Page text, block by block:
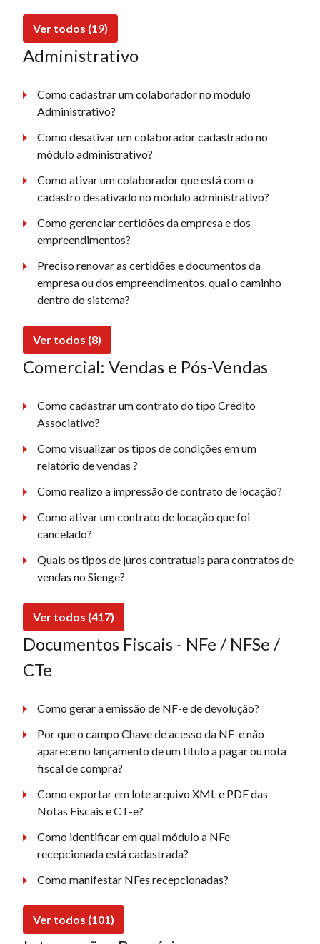
Ver todos (19)
Administrativo
Como cadastrar um colaborador no módulo
Administrativo?
Como desativar um colaborador cadastrado no
módulo administrativo?
Como ativar um colaborador que está com o
cadastro desativado no módulo administrativo?
Como gerenciar certidões da empresa e dos
empreendimentos?
Preciso renovar as certidões e documentos da
empresa ou dos empreendimentos, qual o caminho
dentro do sistema?
Ver todos (8)
Comercial: Vendas e Pós-Vendas
Como cadastrar um contrato do tipo Crédito
Associativo?
Como visualizar os tipos de condições em um
relatório de vendas ?
Como realizo a impressão de contrato de locação?
Como ativar um contrato de locação que foi
cancelado?
Quais os tipos de juros contratuais para contratos de
vendas no Sienge?
Ver todos (417)
Documentos Fiscais - NFe / NFSe /
CTe
Como gerar a emissão de NF-e de devolução?
Por que o campo Chave de acesso da NF-e não
aparece no lançamento de um título a pagar ou nota
fiscal de compra?
Como exportar em lote arquivo XML e PDF das
Notas Fiscais e CT-e?
Como identificar em qual módulo a NFe
recepcionada está cadastrada?
Como manifestar NFes recepcionadas?
Ver todos (101)